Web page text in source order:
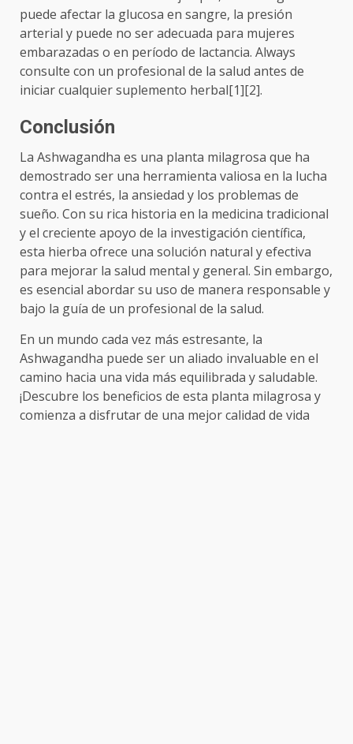
puede afectar la glucosa en sangre, la presión
arterial y puede no ser adecuada para mujeres
embarazadas o en período de lactancia. Always
consulte con un profesional de la salud antes de
iniciar cualquier suplemento herbal[1][2].
Conclusión
La Ashwagandha es una planta milagrosa que ha
demostrado ser una herramienta valiosa en la lucha
contra el estrés, la ansiedad y los problemas de
sueño. Con su rica historia en la medicina tradicional
y el creciente apoyo de la investigación científica,
esta hierba ofrece una solución natural y efectiva
para mejorar la salud mental y general. Sin embargo,
es esencial abordar su uso de manera responsable y
bajo la guía de un profesional de la salud.
En un mundo cada vez más estresante, la
Ashwagandha puede ser un aliado invaluable en el
camino hacia una vida más equilibrada y saludable.
¡Descubre los beneficios de esta planta milagrosa y
comienza a disfrutar de una mejor calidad de vida